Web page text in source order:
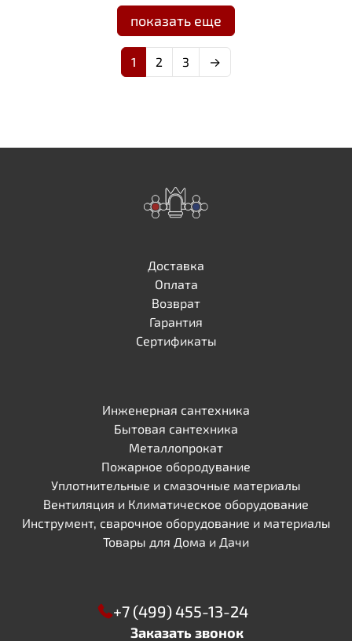
показать еще
1 2 3 →
Доставка
Оплата
Возврат
Гарантия
Сертификаты
Инженерная сантехника
Бытовая сантехника
Металлопрокат
Пожарное обородувание
Уплотнительные и смазочные материалы
Вентиляция и Климатическое оборудование
Инструмент, сварочное оборудование и материалы
Товары для Дома и Дачи
+7 (499) 455-13-24
Заказать звонок